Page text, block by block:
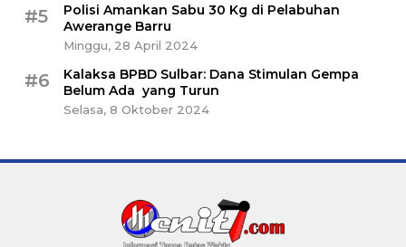
#5
Polisi Amankan Sabu 30 Kg di Pelabuhan
Awerange Barru
Minggu, 28 April 2024
#6
Kalaksa BPBD Sulbar: Dana Stimulan Gempa
Belum Ada yang Turun
Selasa, 8 Oktober 2024